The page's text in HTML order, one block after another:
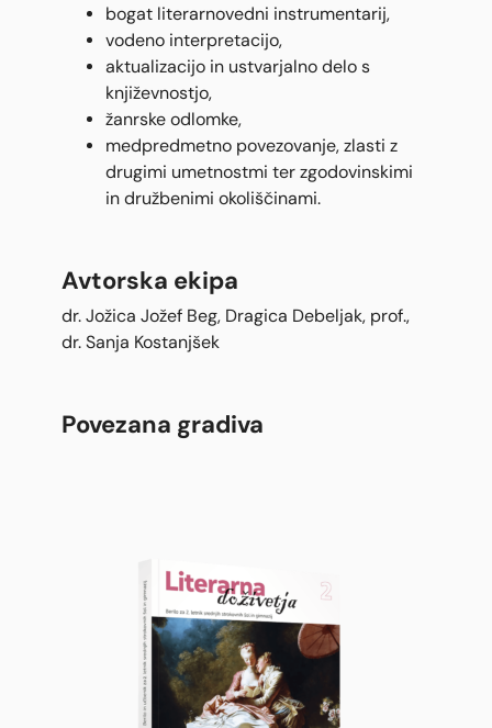
bogat literarnovedni instrumentarij,
vodeno interpretacijo,
aktualizacijo in ustvarjalno delo s
književnostjo,
žanrske odlomke,
medpredmetno povezovanje, zlasti z
drugimi umetnostmi ter zgodovinskimi
in družbenimi okoliščinami.
Avtorska ekipa
dr. Jožica Jožef Beg, Dragica Debeljak, prof.,
dr. Sanja Kostanjšek
Povezana gradiva